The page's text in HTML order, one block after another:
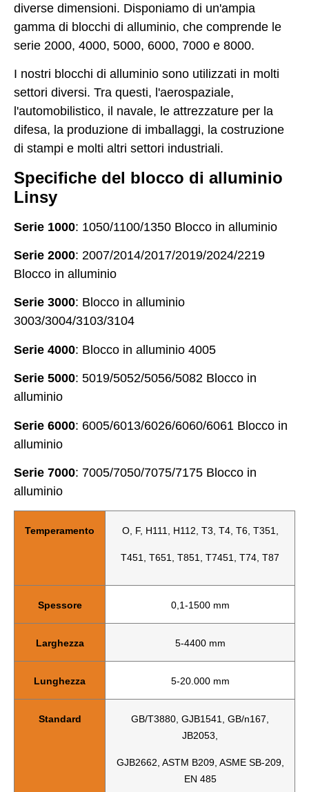
diverse dimensioni. Disponiamo di un'ampia
gamma di blocchi di alluminio, che comprende le
serie 2000, 4000, 5000, 6000, 7000 e 8000.
I nostri blocchi di alluminio sono utilizzati in molti
settori diversi. Tra questi, l'aerospaziale,
l'automobilistico, il navale, le attrezzature per la
difesa, la produzione di imballaggi, la costruzione
di stampi e molti altri settori industriali.
Specifiche del blocco di alluminio
Linsy
Serie 1000: 1050/1100/1350 Blocco in alluminio
Serie 2000: 2007/2014/2017/2019/2024/2219
Blocco in alluminio
Serie 3000: Blocco in alluminio
3003/3004/3103/3104
Serie 4000: Blocco in alluminio 4005
Serie 5000: 5019/5052/5056/5082 Blocco in
alluminio
Serie 6000: 6005/6013/6026/6060/6061 Blocco in
alluminio
Serie 7000: 7005/7050/7075/7175 Blocco in
alluminio
Temperamento O, F, H111, H112, T3, T4, T6, T351,
T451, T651, T851, T7451, T74, T87
Spessore 0,1-1500 mm
Larghezza 5-4400 mm
Lunghezza 5-20.000 mm
Standard
GB/T3880, GJB1541, GB/n167,
JB2053,
GJB2662, ASTM B209, ASME SB-209,
EN 485